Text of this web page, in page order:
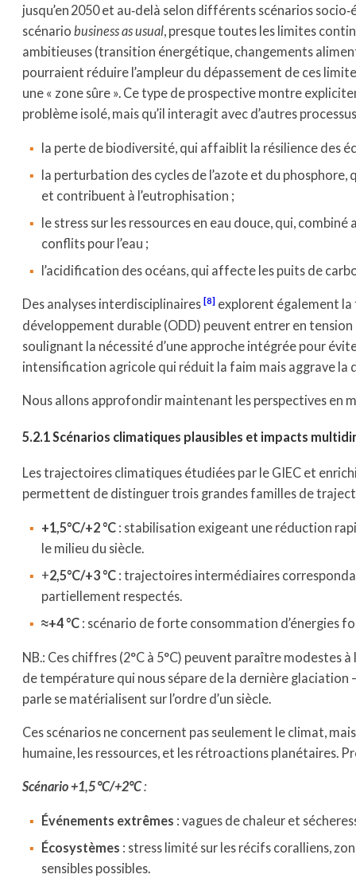
jusqu’en 2050 et au‑delà selon différents scénarios
scénario business as usual, presque toutes les limites
ambitieuses (transition énergétique, changements
pourraient réduire l’ampleur du dépassement de ces
une « zone sûre ». Ce type de prospective montre
problème isolé, mais qu’il interagit avec d’autres
la perte de biodiversité, qui affaiblit la résilience des
la perturbation des cycles de l’azote et du
et contribuent à l’eutrophisation ;
le stress sur les ressources en eau douce, qui,
conflits pour l’eau ;
l’acidification des océans, qui affecte les puits de
Des analyses interdisciplinaires 8 explorent également la
développement durable (ODD) peuvent entrer en
soulignant la nécessité d’une approche intégrée pour
intensification agricole qui réduit la faim mais aggrave la
Nous allons approfondir maintenant les perspectives en
5.2.1 Scénarios climatiques plausibles et impacts
Les trajectoires climatiques étudiées par le GIEC et
permettent de distinguer trois grandes familles de
+1,5°C/+2 °C : stabilisation exigeant une réduction
le milieu du siècle.
+2,5°C/+3 °C : trajectoires intermédiaires
partiellement respectés.
≈+4 °C : scénario de forte consommation d’énergies
NB.: Ces chiffres (2°C à 5°C) peuvent paraître modestes à
de température qui nous sépare de la dernière glaciation
parle se matérialisent sur l’ordre d’un siècle.
Ces scénarios ne concernent pas seulement le climat,
humaine, les ressources, et les rétroactions planétaires.
Scénario +1,5 °C/+2°C:
Événements extrêmes : vagues de chaleur et
Écosystèmes : stress limité sur les récifs coralliens,
sensibles possibles.